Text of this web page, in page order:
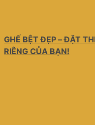
GHẾ BỆT ĐẸP – ĐẶT
RIÊNG CỦA BẠN!